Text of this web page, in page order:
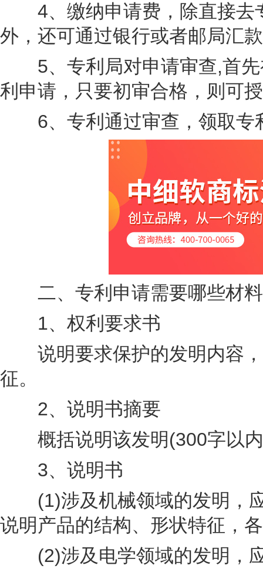
4、缴纳申请费，除直接去
外，还可通过银行或者邮局汇
5、专利局对申请审查,首先
利申请，只要初审合格，则可
6、专利通过审查，领取专
二、专利申请需要哪些材
1、权利要求书
说明要求保护的发明内容，
征。
2、说明书摘要
概括说明该发明(300字以
3、说明书
(1)涉及机械领域的发明，应
说明产品的结构、形状特征，
(2)涉及电学领域的发明，应